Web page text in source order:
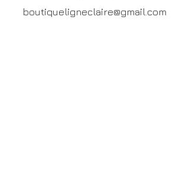
boutiqueligneclaire@gmail.com